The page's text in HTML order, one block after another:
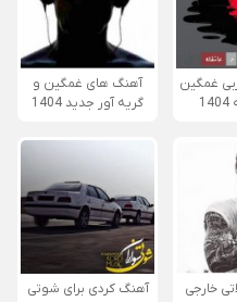
غمگین
آهنگ های غمگین و
گریه آور جدید 1404
خارجی
آهنگ کردی برای شوتی